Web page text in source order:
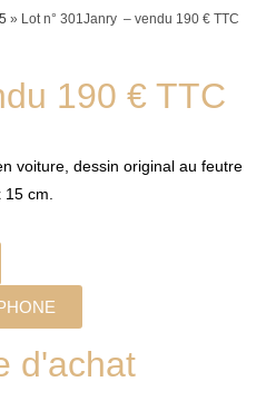
» Lot n° 301Janry – vendu 190 € TTC
190 € TTC
voiture, dessin original au feutre
cm.
d'achat